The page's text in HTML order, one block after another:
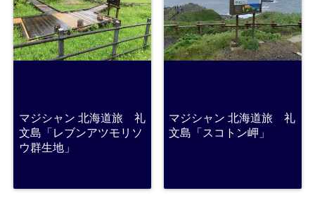
マジシャン 北海道旅 礼
文島「レブンアツモリソ
ウ群生地」
マジシャン 北海道旅 礼
文島「スコトン岬」